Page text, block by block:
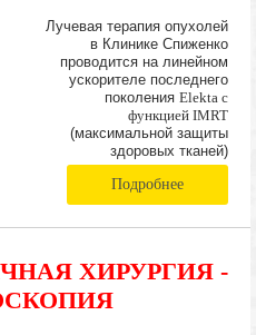
Лучевая терапия опухолей
в Клинике Спиженко
проводится на линейном
ускорителе последнего
поколения Elekta с
функцией IMRT
(максимальной защиты
здоровых тканей)
Подробнее
ХИРУРГИЯ -